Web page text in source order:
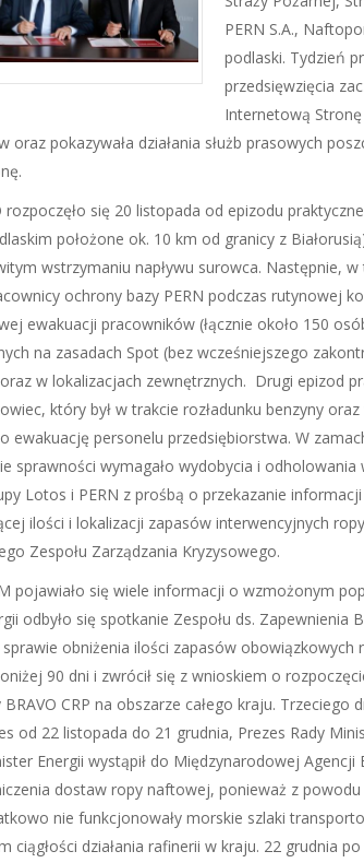
PERN S.A.,
podlaski. Tydzień
przedsięwzięcia
Internetową
oraz pokazywała działania służb prasowych
rozpoczęło się 20 listopada od epizodu
położone ok. 10 km od granicy z
wstrzymaniu napływu surowca. Następnie,
ochrony bazy PERN podczas rutynowej
ewakuacji pracowników (łącznie około 150
na zasadach Spot (bez wcześniejszego
w lokalizacjach zewnętrznych. Drugi epizod
który był w trakcie rozładunku benzyny
ewakuację personelu przedsiębiorstwa. W
sprawności wymagało wydobycia i
Lotos i PERN z prośbą o przekazanie
ilości i lokalizacji zapasów interwencyjnych
Zespołu Zarządzania Kryzysowego.
pojawiało się wiele informacji o wzmożonym
odbyło się spotkanie Zespołu ds.
obniżenia ilości zapasów
90 dni i zwrócił się z wnioskiem o
CRP na obszarze całego kraju.
od 22 listopada do 21 grudnia, Prezes Rady
Energii wystąpił do Międzynarodowej
dostaw ropy naftowej, ponieważ z
nie funkcjonowały morskie szlaki
ciągłości działania rafinerii w kraju. 22 grudnia